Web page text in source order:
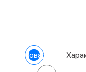
О товаре